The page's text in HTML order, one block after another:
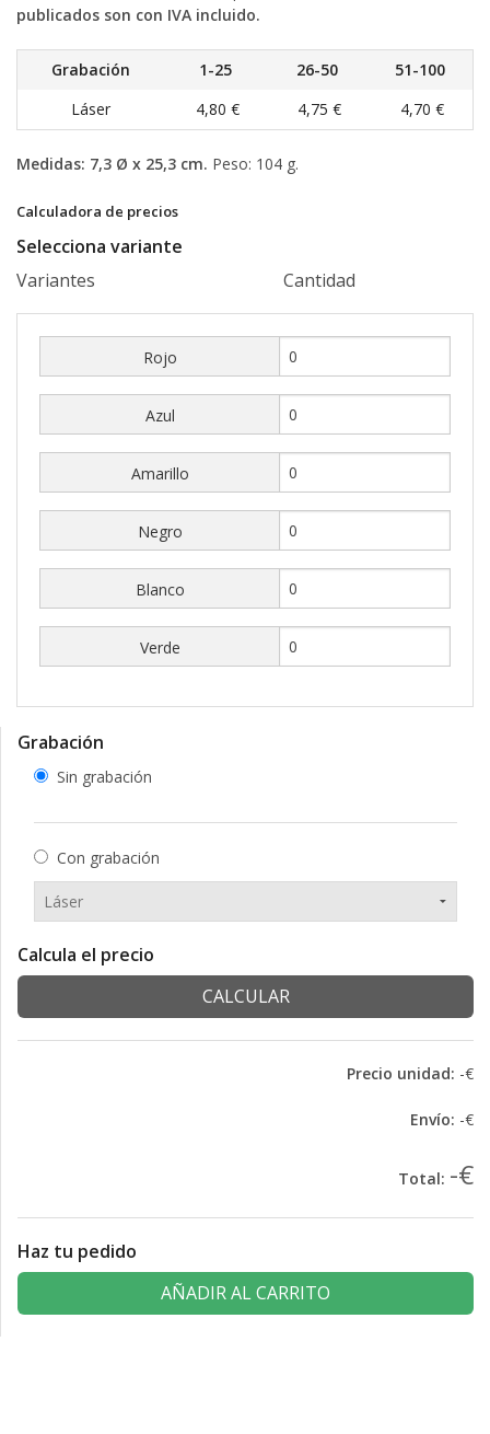
publicados son con IVA incluido.
Grabación 1-25 26-50
51-100
Láser
4,80 € 4,75 € 4,70 €
Medidas: 7,3 Ø x 25,3 cm. Peso: 104 g.
Calculadora de precios
Selecciona variante
Variantes
Cantidad
Rojo
Azul
Amarillo
Negro
Blanco
Verde
Grabación
Sin grabación
Con grabación
Calcula el precio
CALCULAR
Precio unidad: -€
Envío: -€
Total: -€
Haz tu pedido
AÑADIR AL CARRITO